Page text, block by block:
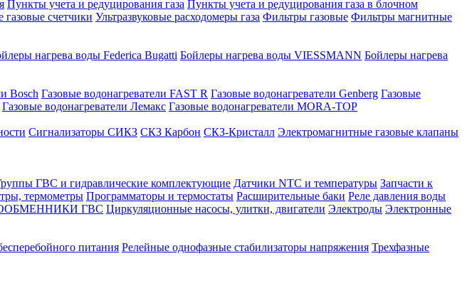
Пункты учета и редуцирования газа Пункты учета и редуцирования газа в блочном
счетчики Ультразвуковые расходомеры газа Фильтры газовые Фильтры магнитные
нагрева воды Federica Bugatti Бойлеры нагрева воды VIESSMANN Бойлеры нагрева
Bosch Газовые водонагреватели FAST R Газовые водонагреватели Genberg Газовые
Газовые водонагреватели Лемакс Газовые водонагреватели MORA-TOP
Сигнализаторы СИКЗ СКЗ Карбон СКЗ-Кристалл Электромагнитные газовые клапаны
ГВС и гидравлические комплектующие Датчики NTC и температуры Запчасти к
термометры Программаторы и термостаты Расширительные баки Реле давления воды
ГВС Циркуляционные насосы, улитки, двигатели Электроды Электронные
питания Релейные однофазные стабилизаторы напряжения Трехфазные